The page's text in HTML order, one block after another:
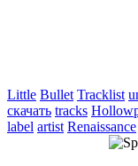
Little Bullet Tracklist
скачать tracks
label artist Renaissance